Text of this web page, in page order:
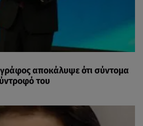
αποκάλυψε ότι σύντομα
του